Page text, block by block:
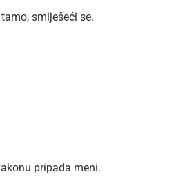
smiješeći se.
pripada meni.